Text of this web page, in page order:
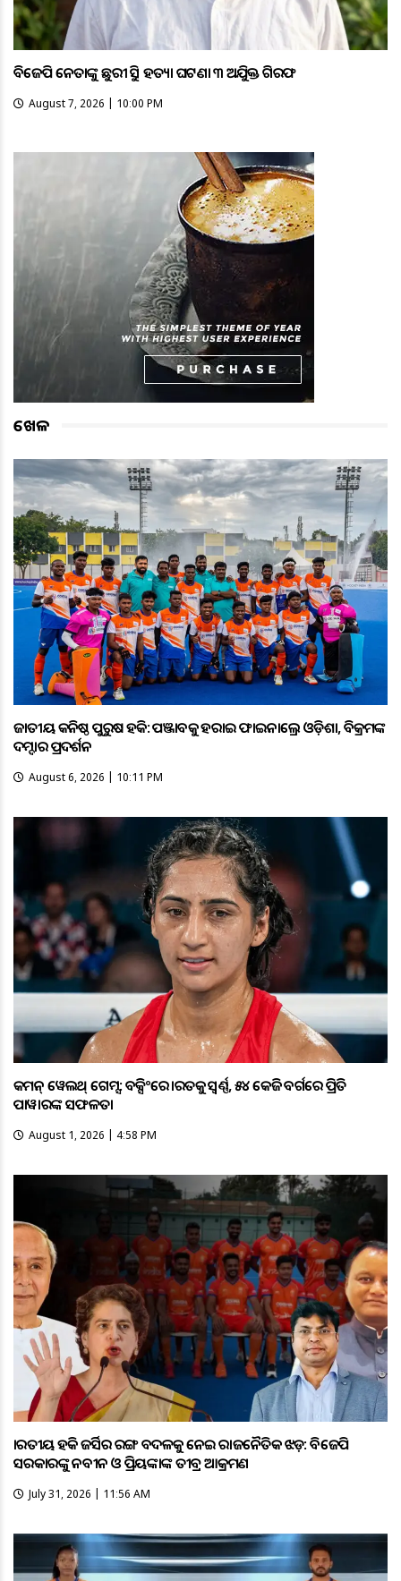
ବିଜେପି ନେତାଙ୍କୁ ଛୁରୀ ଭୁସି ହତ୍ୟା ଘଟଣା ୩ ଅଭିଯୁକ୍ତ ଗିରଫ
August 7, 2026 | 10:00 PM
ଖେଳ
ଜାତୀୟ କନିଷ୍ଠ ପୁରୁଷ ହକି: ପଞ୍ଜାବକୁ ହରାଇ ଫାଇନାଲ୍ରେ ଓଡ଼ିଶା, ବିକ୍ରମଙ୍କ
ଦମ୍ଦାର ପ୍ରଦର୍ଶନ
August 6, 2026 | 10:11 PM
କମନ୍ ୱେଲଥ୍ ଗେମ୍ସ: ବକ୍ସିଂରେ ଭାରତକୁ ସ୍ବର୍ଣ୍ଣ, ୫୪ କେଜି ବର୍ଗରେ ପ୍ରିତି
ପାୱାରଙ୍କ ସଫଳତା
August 1, 2026 | 4:58 PM
ଭାରତୀୟ ହକି ଜର୍ସିର ରଙ୍ଗ ବଦଳକୁ ନେଇ ରାଜନୈତିକ ଝଡ଼: ବିଜେପି
ସରକାରଙ୍କୁ ନବୀନ ଓ ପ୍ରିୟଙ୍କାଙ୍କ ତୀବ୍ର ଆକ୍ରମଣ
July 31, 2026 | 11:56 AM